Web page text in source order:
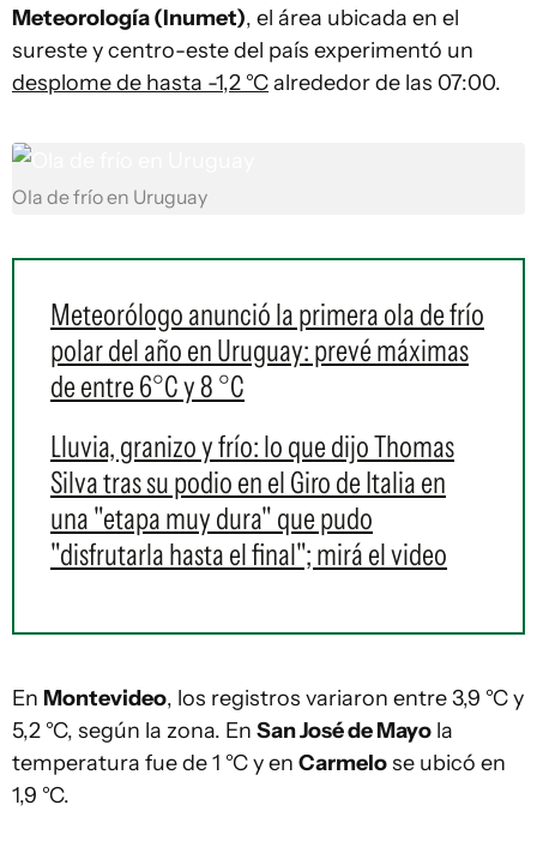
Meteorología (Inumet), el área ubicada en el
sureste y centro-este del país experimentó un
desplome de hasta -1,2 °Calrededor de las 07:00.
Ola de frío en Uruguay
Meteorólogo anunció la primera ola de frío
polar del año en Uruguay: prevé máximas
de entre 6°C y 8 °C
Lluvia, granizo y frío: lo que dijo Thomas
Silva tras su podio en el Giro de Italia en
una "etapa muy dura" que pudo
"disfrutarla hasta el final"; mirá el video
En Montevideo, los registros variaron entre 3,9 °C y
5,2 °C, según la zona. En San José de Mayo la
temperatura fue de 1 °C y en Carmelose ubicó en
1,9 °C.